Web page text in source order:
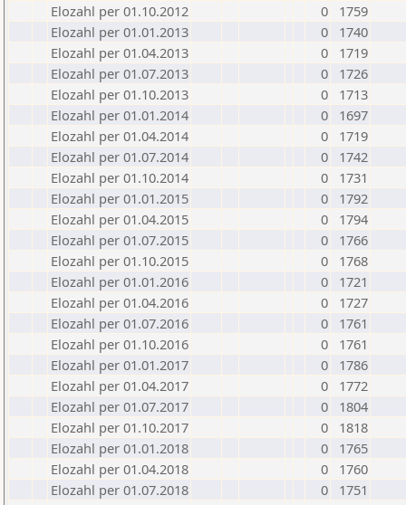
Elozahl per 01.10.2012
0
1759
Elozahl per 01.01.2013
0
1740
Elozahl per 01.04.2013
0
1719
Elozahl per 01.07.2013
0
1726
Elozahl per 01.10.2013
0
1713
Elozahl per 01.01.2014
0
1697
Elozahl per 01.04.2014
0
1719
Elozahl per 01.07.2014
0
1742
Elozahl per 01.10.2014
0
1731
Elozahl per 01.01.2015
0
1792
Elozahl per 01.04.2015
0
1794
Elozahl per 01.07.2015
0
1766
Elozahl per 01.10.2015
0
1768
Elozahl per 01.01.2016
0
1721
Elozahl per 01.04.2016
0
1727
Elozahl per 01.07.2016
0
1761
Elozahl per 01.10.2016
0
1761
Elozahl per 01.01.2017
0
1786
Elozahl per 01.04.2017
0
1772
Elozahl per 01.07.2017
0
1804
Elozahl per 01.10.2017
0
1818
Elozahl per 01.01.2018
0
1765
Elozahl per 01.04.2018
0
1760
Elozahl per 01.07.2018
0
1751